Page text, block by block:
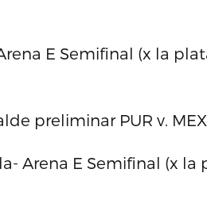
E Semifinal (x la
preliminar PUR v. MEX
Arena E Semifinal (x